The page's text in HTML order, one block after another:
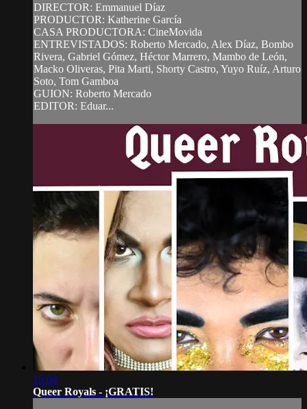
DIRECTOR: Emmanuel Díaz
PRODUCTOR: Katherine García
CASA PRODUCTORA: CineMovida
ENTREVISTADOS: Roberto Mercado, Alex Díaz, Bombo
Rivera, Gabriel Gómez, Héctor Marrero, Mambo de León,
Macko Oliveras, Pita Marti, Shorty Castro, Yuyo Ruíz, Arturo
Soto, Tom Gamboa
GUION: Roberto Mercado
EDITOR: Eduar...
15:04
Queer Royals - ¡GRATIS!